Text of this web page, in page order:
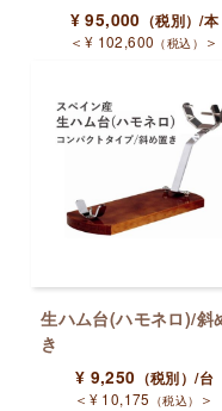
¥ 95,000 （税別）/本
＜ ¥ 102,600 （税込） ＞
生ハム台(ハモネロ)/斜
き
¥ 9,250 （税別）/台
＜ ¥10,175 （税込） ＞